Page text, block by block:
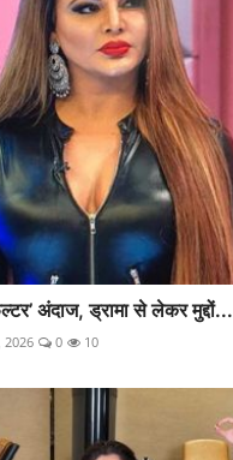
अंदाज, ड्रामा से लेकर मुद्दों...
2026 0 10